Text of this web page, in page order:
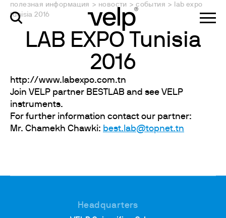
полезная информация > новости > события >
lab expo
tunisia 2016
LAB EXPO Tunisia
2016
http://www.labexpo.com.tn
Join VELP partner BESTLAB and see VELP
instruments.
For further information contact our partner:
Mr. Chamekh Chawki: best.lab@topnet.tn
Headquarters